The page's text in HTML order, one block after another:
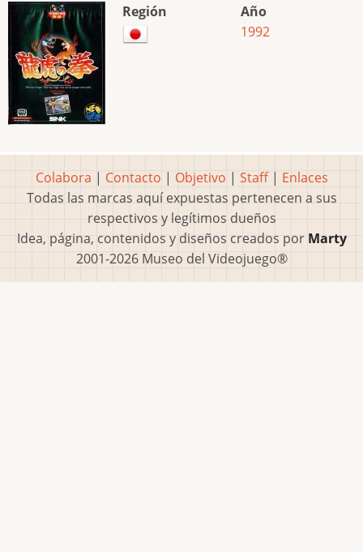
Región
Año
1992
Colabora | Contacto | Objetivo | Staff| Enlaces
Todas las marcas aquí expuestas pertenecen a sus
respectivos y legítimos dueños
Idea, página, contenidos y diseños creados por Marty
2001-2026 Museo del Videojuego®